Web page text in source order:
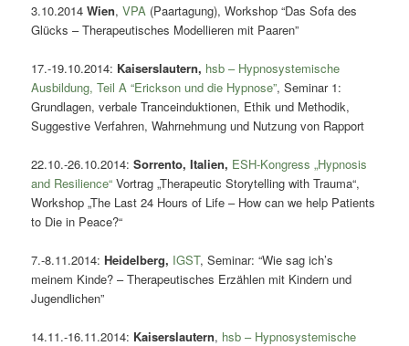
3.10.2014Wien,VPA (Paartagung), Workshop “Das Sofa des
Glücks – Therapeutisches Modellieren mit Paaren”
17.-19.10.2014: Kaiserslautern, hsb – Hypnosystemische
Ausbildung, Teil A “Erickson und die Hypnose”, Seminar 1:
Grundlagen, verbale Tranceinduktionen, Ethik und Methodik,
Suggestive Verfahren, Wahrnehmung und Nutzung von Rapport
22.10.-26.10.2014:Sorrento, Italien, ESH-Kongress „Hypnosis
and Resilience“Vortrag „Therapeutic Storytelling with Trauma“,
Workshop „The Last 24 Hours of Life – How can we help Patients
to Die in Peace?“
7.-8.11.2014:Heidelberg, IGST, Seminar: “Wie sag ich’s
meinem Kinde? – Therapeutisches Erzählen mit Kindern und
Jugendlichen”
14.11.-16.11.2014: Kaiserslautern, hsb – Hypnosystemische